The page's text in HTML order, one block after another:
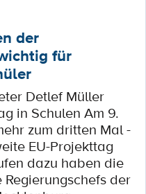
der
für
Detlef Müller
in Schulen Am 9.
zum dritten Mal -
EU-Projekttag
dazu haben die
der